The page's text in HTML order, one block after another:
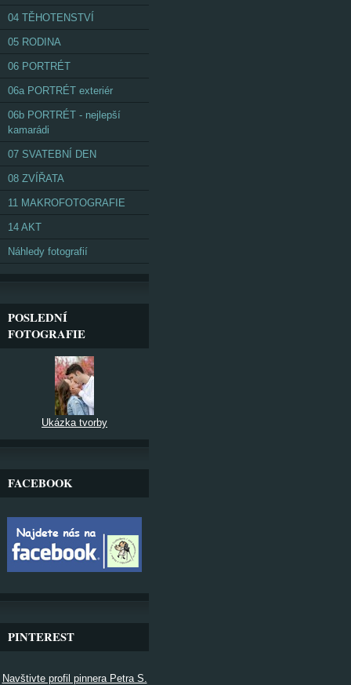
04 TĚHOTENSTVÍ
05 RODINA
06 PORTRÉT
06a PORTRÉT exteriér
06b PORTRÉT - nejlepší
kamarádi
07 SVATEBNÍ DEN
08 ZVÍŘATA
11 MAKROFOTOGRAFIE
14 AKT
Náhledy fotografií
POSLEDNÍ
FOTOGRAFIE
Ukázka tvorby
FACEBOOK
PINTEREST
Navštivte profil pinnera Petra S.